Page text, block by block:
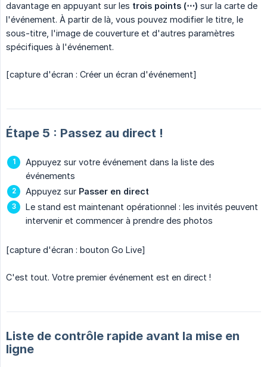
davantage en appuyant sur les trois points (⋯) sur la carte de
l'événement. À partir de là, vous pouvez modifier le titre, le
sous-titre, l'image de couverture et d'autres paramètres
spécifiques à l'événement.
[capture d'écran : Créer un écran d'événement]
Étape 5 : Passez au direct !
Appuyez sur votre événement dans la liste des
événements
Appuyez sur Passer en direct
Le stand est maintenant opérationnel : les invités peuvent
intervenir et commencer à prendre des photos
[capture d'écran : bouton Go Live]
C'est tout. Votre premier événement est en direct !
Liste de contrôle rapide avant la mise en
ligne